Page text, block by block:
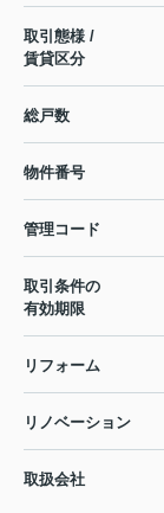
取引態様 /
賃貸区分
総戸数
物件番号
管理コード
取引条件の
有効期限
リフォーム
リノベーション
取扱会社